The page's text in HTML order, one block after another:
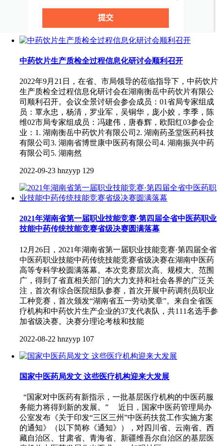
中药饮片生产质检全过程信息化研讨会顺利召开
2022年9月21日，在省、市局领导的莅临指导下，中药饮片
生产质检全过程信息化研讨会在湖南衡岳中药饮片有限公
司顺利召开。会议全景讨研会参会成员：01省局专家组成
员：覃永忠，杨清，罗业军，吴铜华，庞小姣，李季，陈
维02市局专家组成员：冯建伟，唐春辉，欧阳红03参会企
业：1. 湖南衡岳中药饮片有限公司2. 湖南药圣堂医药科技
有限公司3. 湖南省博世康中医药有限公司4. 湖南振兴中药
有限公司5. 湖南然
2022-09-23 hnzyyp 129
2021年湖南省第一届职业技能竞赛·第四届全省中医药职业
技能中药传统技能竞赛省级决赛圆满落幕
12月26日，2021年湖南省第一届职业技能竞赛·第四届全省
中医药职业技能中药传统技能竞赛省级决赛在湖南中医药
高等专科学校圆满落幕。本次竞赛层次高、规模大、范围
广，得到了省直相关部门的大力支持和社会各界的广泛关
注，首次有综合医院组队参赛，首次开展中药调剂员职业
工种竞赛，首次颁发“湖南省五一劳动奖章”。来自全省医
疗机构和中药饮片生产企业的37支代表队，共111名选手参
加省级决赛。决赛分理论考核和技能
2022-08-22 hnzyyp 107
国家中医药局发文 这些医疗机构迎来大发展
“国家对中医药有新指示，一批基层医疗机构的中医药服
务能力将得到新的发展。” 近日，国家中医药管理局办
公室发布《关于印发“三区三州”中医药扶贫工作实施方案
的通知》（以下简称《通知》），对四川省、云南省、西
藏自治区、甘肃省、青海省、新疆维吾尔自治区的基层医